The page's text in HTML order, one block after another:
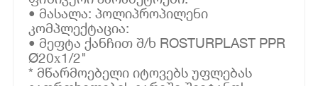
• მასალა: პოლიპროპილენი
კომპლექტაცია:
• მეფტა ქანჩით შ/ხ ROSTURPLAST PPR
Ø20х1/2"
* მწარმოებელი იტოვებს უფლებას